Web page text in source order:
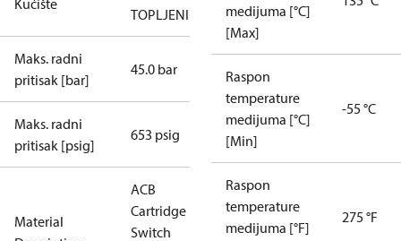
Kućište
TOPLJENI
Maks. radni
pritisak [bar]
45.0 bar
Maks. radni
pritisak [psig]
653 psig
Material
ACB
Cartridge
Switch
medijuma [°C]
[Max]
Raspon
temperature
medijuma [°C]
[Min]
-55 °C
Raspon
temperature
medijuma [°F]
275 °F